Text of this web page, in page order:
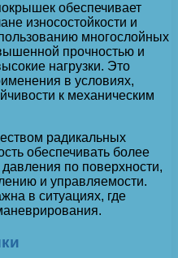
обеспечивает
износостойкости и
многослойных
прочностью и
нагрузки. Это
в условиях,
к механическим
радикальных
обеспечивать более
по поверхности,
и управляемости.
в ситуациях, где